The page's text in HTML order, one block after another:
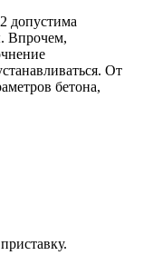
допустима
Впрочем,
От
бетона,